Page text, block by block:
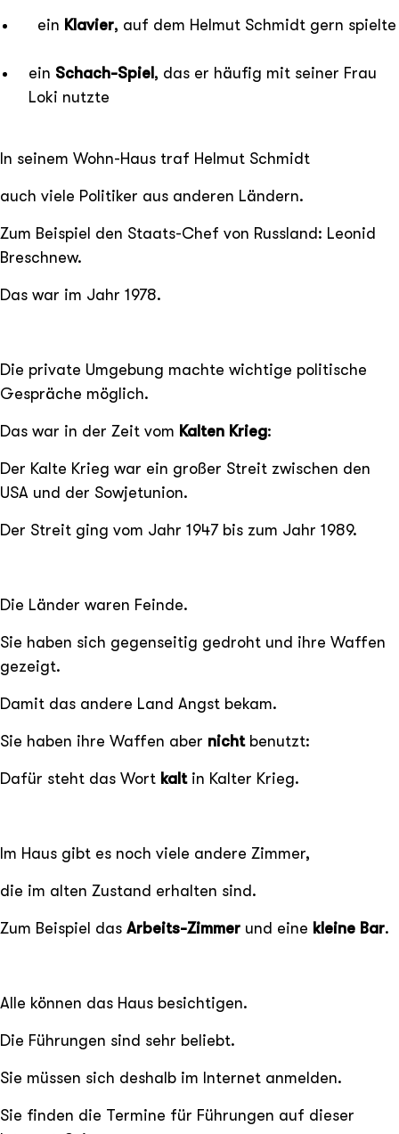
ein Klavier, auf dem Helmut Schmidt gern spielte
ein Schach-Spiel, das er häufig mit seiner Frau
Loki nutzte
In seinem Wohn-Haus traf Helmut Schmidt
auch viele Politiker aus anderen Ländern.
Zum Beispiel den Staats-Chef von Russland: Leonid
Breschnew.
Das war im Jahr 1978.
Die private Umgebung machte wichtige politische
Gespräche möglich.
Das war in der Zeit vom Kalten Krieg:
Der Kalte Krieg war ein großer Streit zwischen den
USA und der Sowjetunion.
Der Streit ging vom Jahr 1947 bis zum Jahr 1989.
Die Länder waren Feinde.
Sie haben sich gegenseitig gedroht und ihre Waffen
gezeigt.
Damit das andere Land Angst bekam.
Sie haben ihre Waffen aber nicht benutzt:
Dafür steht das Wort kaltin Kalter Krieg.
Im Haus gibt es noch viele andere Zimmer,
die im alten Zustand erhalten sind.
Zum Beispiel das Arbeits-Zimmer und eine kleine Bar.
Alle können das Haus besichtigen.
Die Führungen sind sehr beliebt.
Sie müssen sich deshalb im Internet anmelden.
Sie finden die Termine für Führungen auf dieser